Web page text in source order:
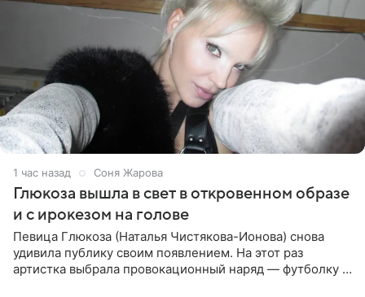
1 час назад Соня Жарова
Глюкоза вышла в свет в откровенном образе
и с ирокезом на голове
Певица Глюкоза (Наталья Чистякова-Ионова) снова
удивила публику своим появлением. На этот раз
артистка выбрала провокационный наряд — футболку с